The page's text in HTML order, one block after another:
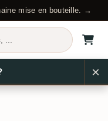
mise en bouteille. →
×